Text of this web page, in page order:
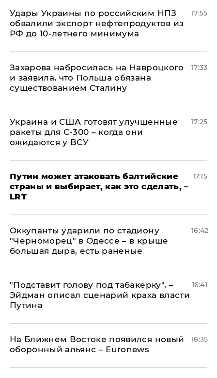
Удары Украины по российским НПЗ
обвалили экспорт нефтепродуктов из
РФ до 10-летнего минимума
17:55
​Захарова набросилась на Навроцкого
и заявила, что Польша обязана
существованием Сталину
17:33
Украина и США готовят улучшенные
ракеты для С-300 – когда они
ожидаются у ВСУ
17:25
Путин может атаковать балтийские
страны и выбирает, как это сделать, –
LRT
17:15
Оккупанты ударили по стадиону
"Черноморец" в Одессе – в крыше
большая дыра, есть раненые
16:42
​"Подставит голову под табакерку", –
Эйдман описал сценарий краха власти
Путина
16:41
На Ближнем Востоке появился новый
оборонный альянс – Euronews
16:35